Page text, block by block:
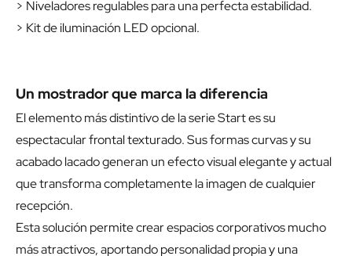
> Niveladores regulables para una perfecta estabilidad.
> Kit de iluminación LED opcional.
Un mostrador que marca la diferencia
El elemento más distintivo de la serie Start es su
espectacular frontal texturado. Sus formas curvas y su
acabado lacado generan un efecto visual elegante y actual
que transforma completamente la imagen de cualquier
recepción.
Esta solución permite crear espacios corporativos mucho
más atractivos, aportando personalidad propia y una